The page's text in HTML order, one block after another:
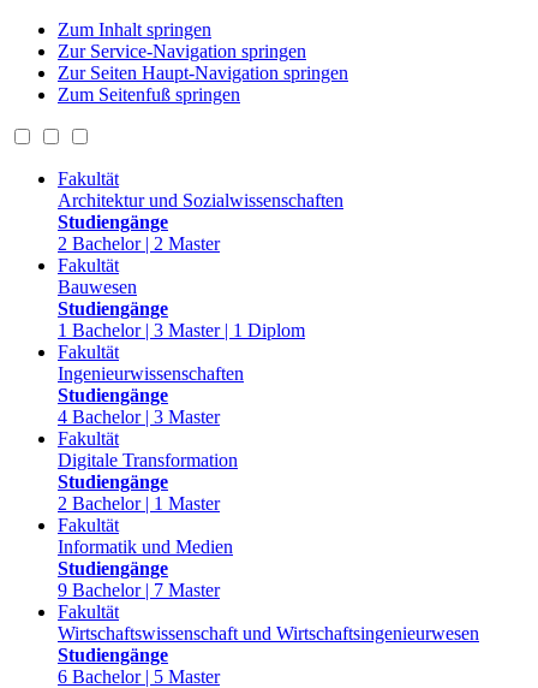
Zum Inhalt springen
Zur Service-Navigation springen
Zur Seiten Haupt-Navigation springen
Zum Seitenfuß springen
Fakultät
Architektur und Sozialwissenschaften
Studiengänge
2 Bachelor | 2 Master
Fakultät
Bauwesen
Studiengänge
1 Bachelor | 3 Master | 1 Diplom
Fakultät
Ingenieurwissenschaften
Studiengänge
4 Bachelor | 3 Master
Fakultät
Digitale Transformation
Studiengänge
2 Bachelor | 1 Master
Fakultät
Informatik und Medien
Studiengänge
9 Bachelor | 7 Master
Fakultät
Wirtschaftswissenschaft und Wirtschaftsingenieurwesen
Studiengänge
6 Bachelor | 5 Master